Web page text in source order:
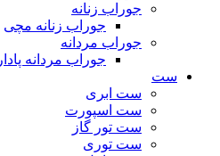
جوراب زنانه
جوراب زنانه مچی
جوراب مردانه
جوراب مردانه پادار
ست
ست ابری
ست اسپورت
ست تور گاز
ست توری